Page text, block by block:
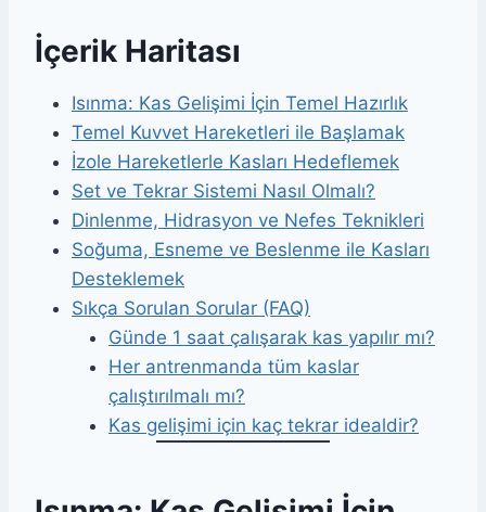
İçerik Haritası
Isınma: Kas Gelişimi İçin Temel Hazırlık
Temel Kuvvet Hareketleri ile Başlamak
İzole Hareketlerle Kasları Hedeflemek
Set ve Tekrar Sistemi Nasıl Olmalı?
Dinlenme, Hidrasyon ve Nefes Teknikleri
Soğuma, Esneme ve Beslenme ile Kasları
Desteklemek
Sıkça Sorulan Sorular (FAQ)
Günde 1 saat çalışarak kas yapılır mı?
Her antrenmanda tüm kaslar
çalıştırılmalı mı?
Kas gelişimi için kaç tekrar idealdir?